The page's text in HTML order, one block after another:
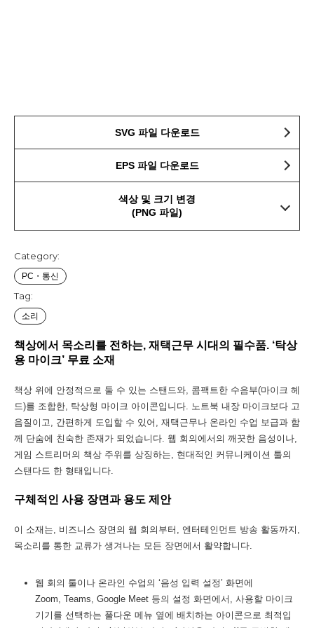
SVG 파일 다운로드
EPS 파일 다운로드
색상 및 크기 변경
(PNG 파일)
Category:
PC・통신
Tag:
소리
책상에서 목소리를 전하는, 재택근무 시대의 필수품. ‘탁상
용 마이크’ 무료 소재
책상 위에 안정적으로 둘 수 있는 스탠드와, 콤팩트한 수음부(마이크 헤
드)를 조합한, 탁상형 마이크 아이콘입니다. 노트북 내장 마이크보다 고
음질이고, 간편하게 도입할 수 있어, 재택근무나 온라인 수업 보급과 함
께 단숨에 친숙한 존재가 되었습니다. 웹 회의에서의 깨끗한 음성이나,
게임 스트리머의 책상 주위를 상징하는, 현대적인 커뮤니케이션 툴의
스탠다드 한 형태입니다.
구체적인 사용 장면과 용도 제안
이 소재는, 비즈니스 장면의 웹 회의부터, 엔터테인먼트 방송 활동까지,
목소리를 통한 교류가 생겨나는 모든 장면에서 활약합니다.
웹 회의 툴이나 온라인 수업의 ‘음성 입력 설정’ 화면에
Zoom, Teams, Google Meet 등의 설정 화면에서, 사용할 마이크
기기를 선택하는 풀다운 메뉴 옆에 배치하는 아이콘으로 최적입